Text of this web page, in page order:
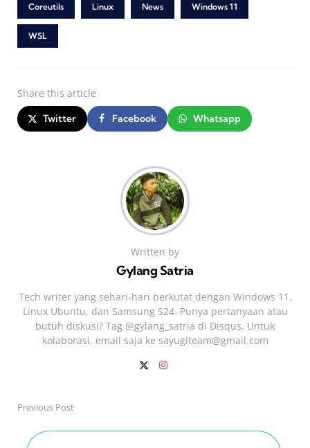
Coreutils Linux News Windows 11
WSL
Share this article
Twitter Facebook Whatsapp
Written by
Gylang Satria
Tech writer yang sehari‑hari berkutat dengan Windows 11,
Linux Ubuntu, dan Samsung S24. Punya pertanyaan atau
butuh diskusi? Tag @gylang_satria di Disqus. Untuk
kolaborasi, email saja ke sayugiteam@gmail.com
Post
navigation
Previous Post